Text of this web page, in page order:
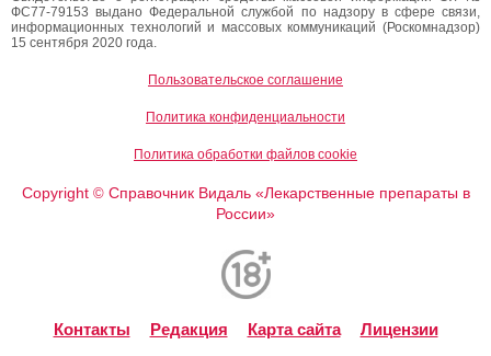
ФС77-79153 выдано Федеральной службой по надзору в сфере связи,
информационных технологий и массовых коммуникаций (Роскомнадзор)
15 сентября 2020 года.
Пользовательское соглашение
Политика конфиденциальности
Политика обработки файлов cookie
Copyright ©Справочник Видаль «Лекарственные препараты в
России»
Контакты Редакция Карта сайта
Лицензии